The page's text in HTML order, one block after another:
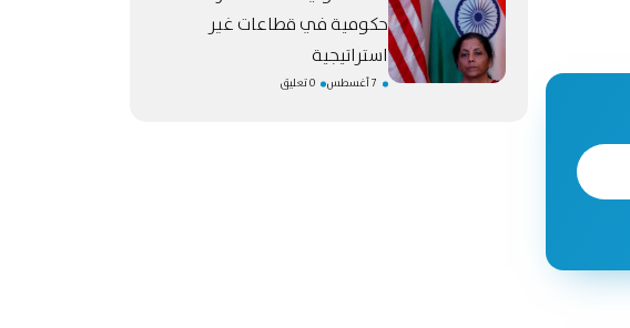
حكومية في قطاعات غير
استراتيجية
7 أغسطس 0 تعليق